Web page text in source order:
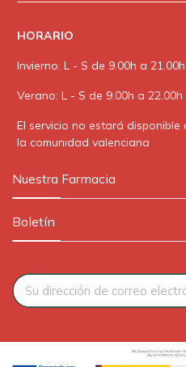
HORARIO
Invierno: L - S de 9.00h a 21.00h
Verano: L - S de 9.00h a 22.00h
El servicio no estará disponible
la comunidad valenciana
Nuestra Farmacia
Boletín